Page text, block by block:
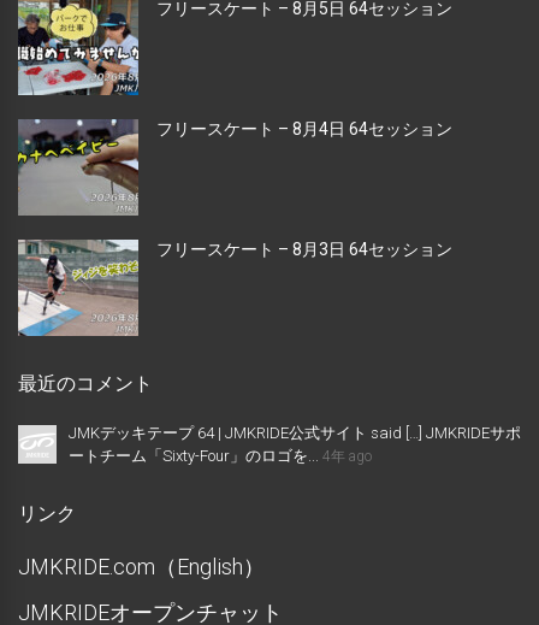
フリースケート – 8月5日 64セッション
フリースケート – 8月4日 64セッション
フリースケート – 8月3日 64セッション
最近のコメント
JMKデッキテープ 64 | JMKRIDE公式サイト said […] JMKRIDEサポ
ートチーム「Sixty-Four」のロゴを...
4年 ago
リンク
JMKRIDE.com（English）
JMKRIDEオープンチャット